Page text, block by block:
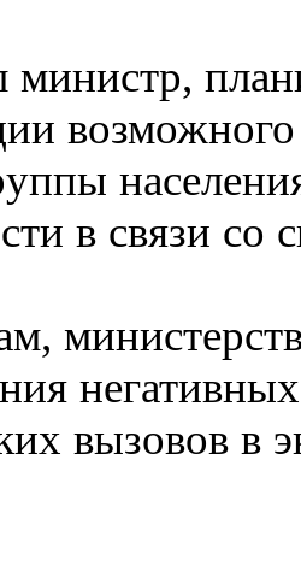
министр,
в связи со
вызовов в